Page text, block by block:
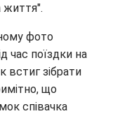
життя".
фото
час поїздки на
встиг зібрати
що
співачка